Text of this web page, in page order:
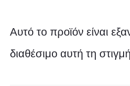
Αυτό το προϊόν είναι
διαθέσιμο αυτή τη